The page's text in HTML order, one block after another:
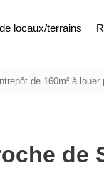
locaux/terrains
de 160m² à
de